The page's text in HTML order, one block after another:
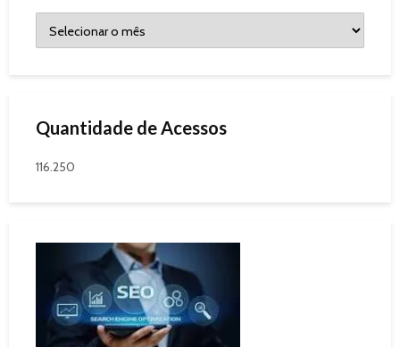
Quantidade de Acessos
116.250